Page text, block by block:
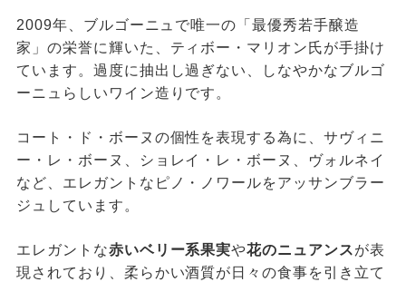
2009年、ブルゴーニュで唯一の「最優秀若手醸造
家」の栄誉に輝いた、ティボー・マリオン氏が手掛け
ています。過度に抽出し過ぎない、しなやかなブルゴ
ーニュらしいワイン造りです。
コート・ド・ボーヌの個性を表現する為に、サヴィニ
ー・レ・ボーヌ、ショレイ・レ・ボーヌ、ヴォルネイ
など、エレガントなピノ・ノワールをアッサンブラー
ジュしています。
エレガントな赤いベリー系果実や花のニュアンスが表
現されており、柔らかい酒質が日々の食事を引き立て